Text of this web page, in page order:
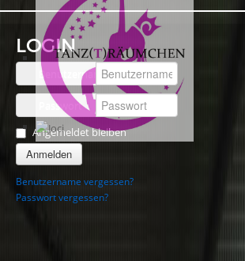
LOGIN
Benutzername
Passwort
Angemeldet bleiben
Anmelden
Benutzername vergessen?
Passwort vergessen?